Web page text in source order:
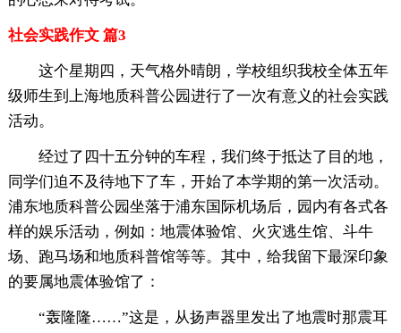
社会实践作文 篇3
这个星期四，天气格外晴朗，学校组织我校全体五年
级师生到上海地质科普公园进行了一次有意义的社会实践
活动。
经过了四十五分钟的车程，我们终于抵达了目的地，
同学们迫不及待地下了车，开始了本学期的第一次活动。
浦东地质科普公园坐落于浦东国际机场后，园内有各式各
样的娱乐活动，例如：地震体验馆、火灾逃生馆、斗牛
场、跑马场和地质科普馆等等。其中，给我留下最深印象
的要属地震体验馆了：
“轰隆隆……”这是，从扬声器里发出了地震时那震耳